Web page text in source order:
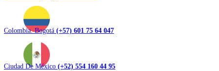
Colombia. Bogotá (+57) 601 75 64 047
Ciudad De México (+52) 554 160 44 95